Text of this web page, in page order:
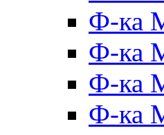
Ф-ка
Ф-ка
Ф-ка
Ф-ка